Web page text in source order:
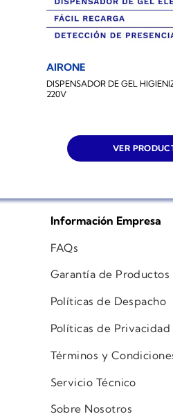
AIRONE
DISPENSADOR DE GEL
220V
VER
Información Empresa
FAQs
Garantía de Productos
Políticas de Despacho
Políticas de Privacidad
Términos y
Servicio Técnico
Sobre Nosotros